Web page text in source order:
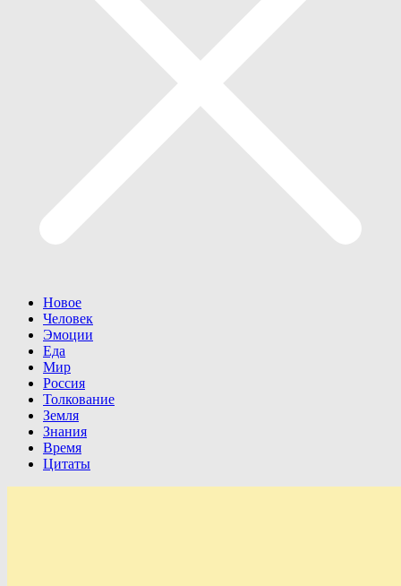
Новое
Человек
Эмоции
Еда
Мир
Россия
Толкование
Земля
Знания
Время
Цитаты